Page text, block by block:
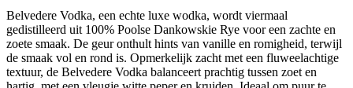
Belvedere Vodka, een echte luxe wodka, wordt viermaal
gedistilleerd uit 100% Poolse Dankowskie Rye voor een zachte en
zoete smaak. De geur onthult hints van vanille en romigheid, terwijl
de smaak vol en rond is. Opmerkelijk zacht met een fluweelachtige
textuur, de Belvedere Vodka balanceert prachtig tussen zoet en